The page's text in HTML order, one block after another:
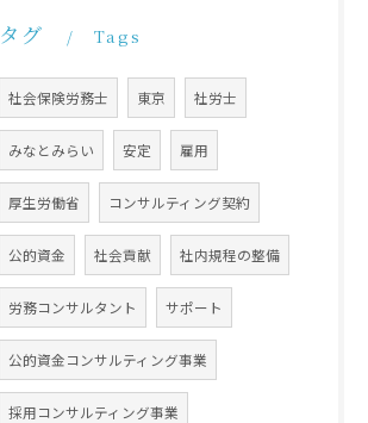
タグ Tags
社会保険労務士 東京 社労士
みなとみらい 安定 雇用
厚生労働省 コンサルティング契約
公的資金 社会貢献 社内規程の整備
労務コンサルタント サポート
公的資金コンサルティング事業
採用コンサルティング事業